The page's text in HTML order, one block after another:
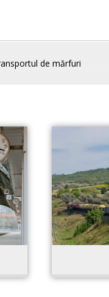
de mărfuri